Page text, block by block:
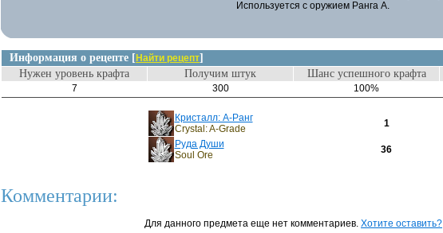
Используется с оружием Ранга A.
Информация о рецепте [ Найти рецепт]
Нужен уровень крафта
Получим штук Шанс успешного крафта
7 300 100%
Кристалл: A-Ранг
Crystal: A-Grade
1
Руда Души
Soul Ore
36
Комментарии:
Для данного предмета еще нет комментариев. Хотите оставить?